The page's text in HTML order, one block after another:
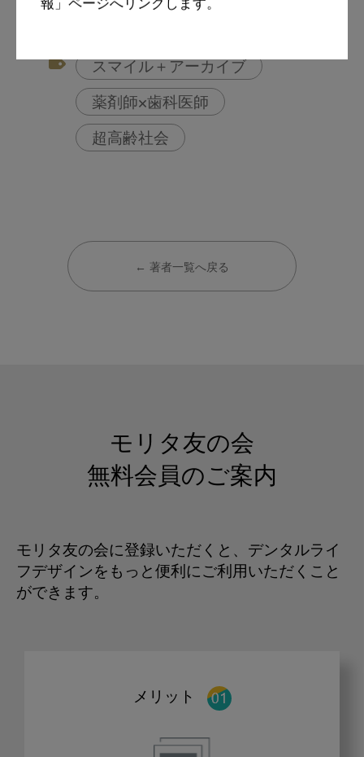
報」ページへリンクします。
スマイル＋アーカイブ
薬剤師×歯科医師
超高齢社会
← 著者一覧へ戻る
モリタ友の会
無料会員のご案内
モリタ友の会に登録いただくと、デンタルライ
フデザインをもっと便利にご利用いただくこと
ができます。
メリット